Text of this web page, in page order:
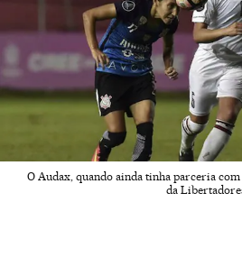
O Audax, quando ainda tinha parceria
da